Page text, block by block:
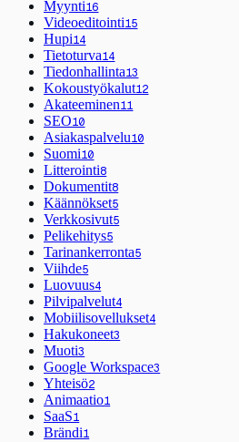
Myynti16
Videoeditointi15
Hupi14
Tietoturva14
Tiedonhallinta13
Kokoustyökalut12
Akateeminen11
SEO10
Asiakaspalvelu10
Suomi10
Litterointi8
Dokumentit8
Käännökset5
Verkkosivut5
Pelikehitys5
Tarinankerronta5
Viihde5
Luovuus4
Pilvipalvelut4
Mobiilisovellukset4
Hakukoneet3
Muoti3
Google Workspace3
Yhteisö2
Animaatio1
SaaS1
Brändi1